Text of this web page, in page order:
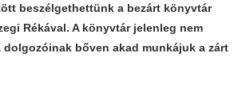
beszélgethettünk a bezárt könyvtár
Rékával. A könyvtár jelenleg nem
dolgozóinak bőven akad munkájuk a zárt